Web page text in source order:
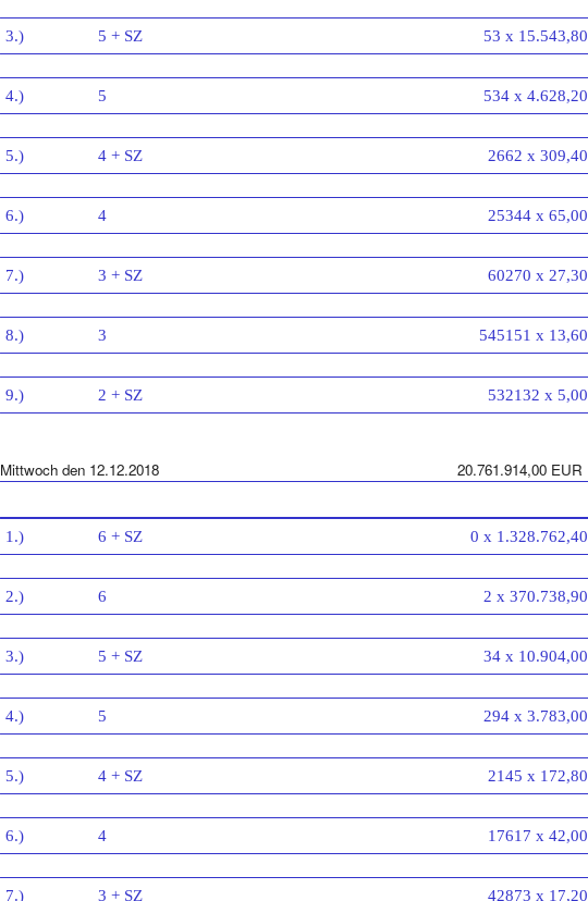
3.) 5 + SZ 53 x 15.543,80
4.) 5 534 x 4.628,20
5.) 4 + SZ 2662 x 309,40
6.) 4 25344 x 65,00
7.) 3 + SZ 60270 x 27,30
8.) 3 545151 x 13,60
9.) 2 + SZ 532132 x 5,00
Mittwoch den 12.12.2018 20.761.914,00 EUR
1.) 6 + SZ 0 x 1.328.762,40
2.) 6 2 x 370.738,90
3.) 5 + SZ 34 x 10.904,00
4.) 5 294 x 3.783,00
5.) 4 + SZ 2145 x 172,80
6.) 4 17617 x 42,00
7.) 3 + SZ 42873 x 17,20